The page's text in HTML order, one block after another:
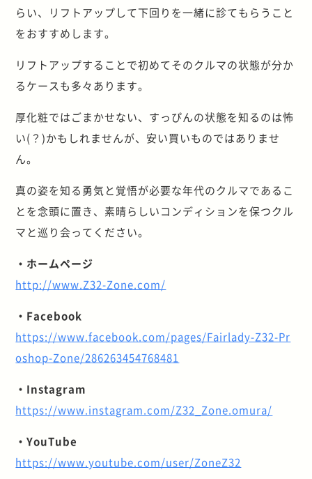
らい、リフトアップして下回りを一緒に診てもらうこと
をおすすめします。
リフトアップすることで初めてそのクルマの状態が分か
るケースも多々あります。
厚化粧ではごまかせない、すっぴんの状態を知るのは怖
い(？)かもしれませんが、安い買いものではありませ
ん。
真の姿を知る勇気と覚悟が必要な年代のクルマであるこ
とを念頭に置き、素晴らしいコンディションを保つクル
マと巡り会ってください。
・ホームページ
http://www.Z32-Zone.com/
・Facebook
https://www.facebook.com/pages/Fairlady-Z32-Pr
oshop-Zone/286263454768481
・Instagram
https://www.instagram.com/Z32_Zone.omura/
・YouTube
https://www.youtube.com/user/ZoneZ32